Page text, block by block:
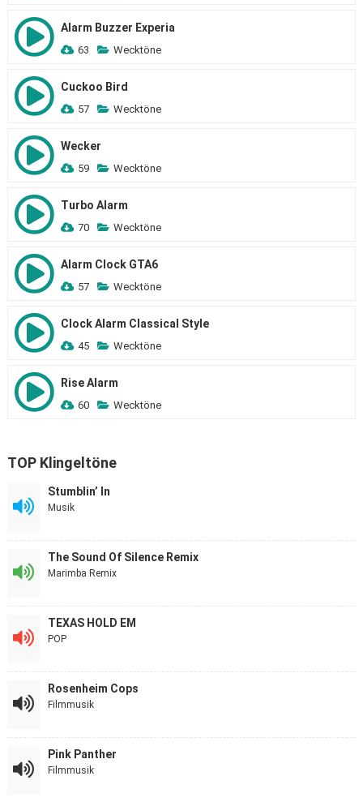
Alarm Buzzer Experia
63 Wecktöne
Cuckoo Bird
57 Wecktöne
Wecker
59 Wecktöne
Turbo Alarm
70 Wecktöne
Alarm Clock GTA6
57 Wecktöne
Clock Alarm Classical Style
45 Wecktöne
Rise Alarm
60 Wecktöne
TOP Klingeltöne
Stumblin’ In
Musik
The Sound Of Silence Remix
Marimba Remix
TEXAS HOLD EM
POP
Rosenheim Cops
Filmmusik
Pink Panther
Filmmusik